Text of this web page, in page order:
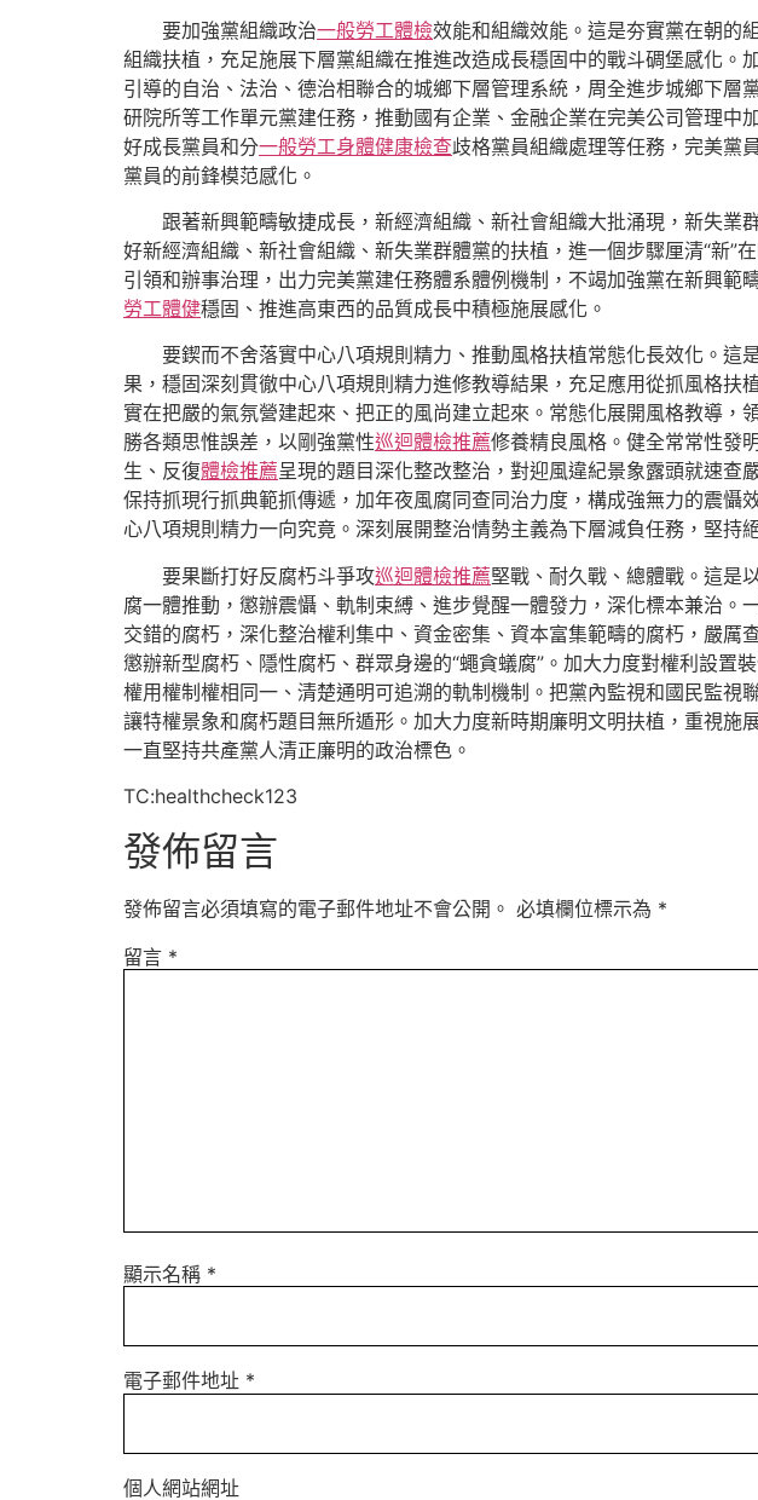
要加強黨組織政治一般勞工體檢效能和組織效能。這是夯實黨在朝的
組織扶植，充足施展下層黨組織在推進改造成長穩固中的戰斗碉堡感化
引導的自治、法治、德治相聯合的城鄉下層管理系統，周全進步城鄉下
研院所等工作單元黨建任務，推動國有企業、金融企業在完美公司管理
好成長黨員和分一般勞工身體健康檢查歧格黨員組織處理等任務，完美黨
黨員的前鋒模范感化。
跟著新興範疇敏捷成長，新經濟組織、新社會組織大批涌現，新失
好新經濟組織、新社會組織、新失業群體黨的扶植，進一個步驟厘清“新”
引領和辦事治理，出力完美黨建任務體系體例機制，不竭加強黨在新興
勞工體健穩固、推進高東西的品質成長中積極施展感化。
要鍥而不舍落實中心八項規則精力、推動風格扶植常態化長效化。
果，穩固深刻貫徹中心八項規則精力進修教導結果，充足應用從抓風格
實在把嚴的氣氛營建起來、把正的風尚建立起來。常態化展開風格教導
勝各類思惟誤差，以剛強黨性巡迴體檢推薦修養精良風格。健全常常性發
生、反復體檢推薦呈現的題目深化整改整治，對迎風違紀景象露頭就速查
保持抓現行抓典範抓傳遞，加年夜風腐同查同治力度，構成強無力的震懾
心八項規則精力一向究竟。深刻展開整治情勢主義為下層減負任務，堅持
要果斷打好反腐朽斗爭攻巡迴體檢推薦堅戰、耐久戰、總體戰。這是
腐一體推動，懲辦震懾、軌制束縛、進步覺醒一體發力，深化標本兼治
交錯的腐朽，深化整治權利集中、資金密集、資本富集範疇的腐朽，嚴
懲辦新型腐朽、隱性腐朽、群眾身邊的“蠅貪蟻腐”。加大力度對權利設置
權用權制權相同一、清楚通明可追溯的軌制機制。把黨內監視和國民監視
讓特權景象和腐朽題目無所遁形。加大力度新時期廉明文明扶植，重視
一直堅持共產黨人清正廉明的政治標色。
TC:healthcheck123
發佈留言
發佈留言必須填寫的電子郵件地址不會公開。 必填欄位標示為 *
留言 *
顯示名稱 *
電子郵件地址 *
個人網站網址